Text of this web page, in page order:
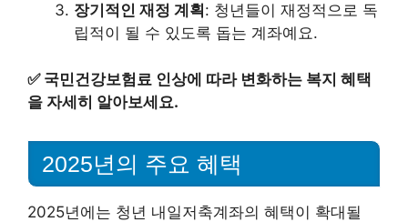
장기적인 재정 계획 : 청년들이 재정적으로 독
립적이 될 수 있도록 돕는 계좌예요.
✅ 국민건강보험료 인상에 따라 변화하는 복지 혜택
을 자세히 알아보세요.
2025년의 주요 혜택
2025년에는 청년 내일저축계좌의 혜택이 확대될